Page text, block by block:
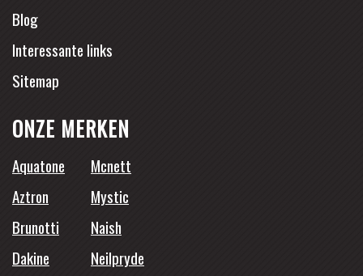
Blog
Interessante links
Sitemap
ONZE MERKEN
Aquatone
Mcnett
Aztron
Mystic
Brunotti
Naish
Dakine
Neilpryde